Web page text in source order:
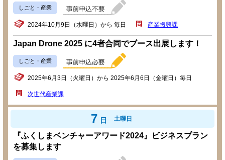
しごと・産業
2024年10月9日（水曜日）から 毎日 産業振興課
Japan Drone 2025 に4者合同でブース出展します！
しごと・産業
2025年6月3日（火曜日）から 2025年6月6日（金曜日）毎日
次世代産業課
7 日 土曜日
『ふくしまベンチャーアワード2024』ビジネスプラン
を募集します